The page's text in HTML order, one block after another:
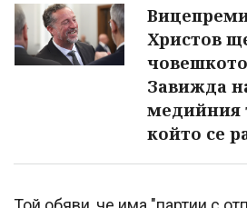
Христов
Завижда
медийния
който се